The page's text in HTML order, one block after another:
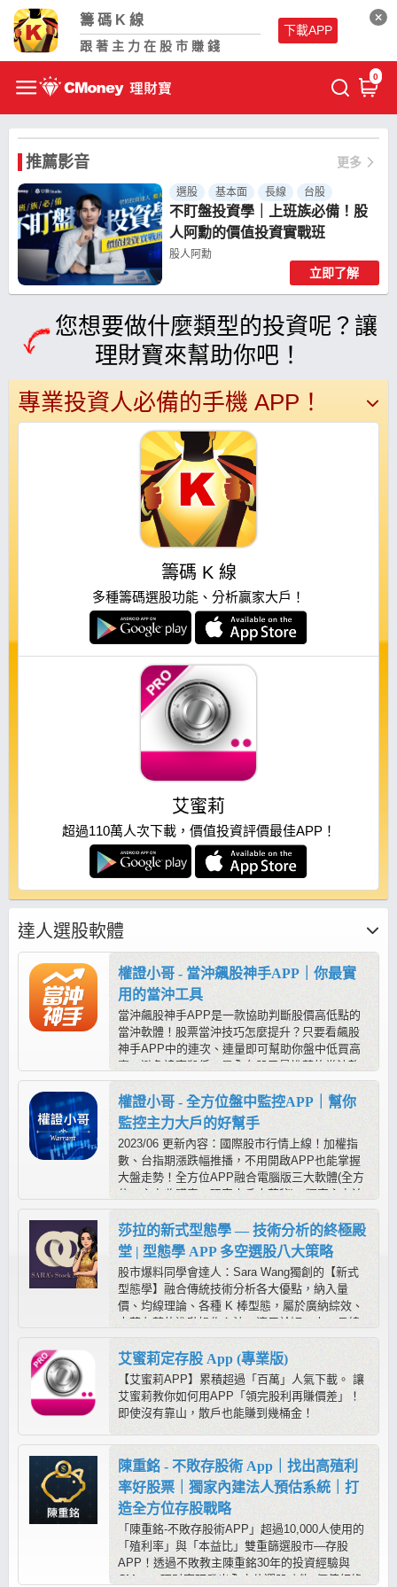
籌碼K線
跟著主力在股市賺錢
下載APP
0
推薦影音 更多
共 9 個章節
不盯盤投資學｜上班族必備！股
人阿勳的價值投資實戰班
選股 基本面 長線 台股
股人阿勳
立即了解
您想要做什麼類型的投資呢？讓
理財寶來幫助你吧！
專業投資人必備的手機 APP！
籌碼 K 線
多種籌碼選股功能、分析贏家大戶！
艾蜜莉
超過110萬人次下載，價值投資評價最佳APP！
達人選股軟體
權證小哥 - 當沖飆股神手APP｜你最實
用的當沖工具
當沖飆股神手APP是一款協助判斷股價高低點的
當沖軟體！股票當沖技巧怎麼提升？只要看飆股
神手APP中的連次、連量即可幫助你盤中低買高
賣，避免追高殺低，是全台股民最推薦的當沖軟
體！
權證小哥 - 全方位盤中監控APP｜幫你
監控主力大戶的好幫手
2023/06 更新內容：國際股市行情上線！加權指
數、台指期漲跌幅推播，不用開啟APP也能掌握
大盤走勢！全方位APP融合電腦版三大軟體(全方
位、主力收購表、玩家大戶大蒐秘)，獨家主力流
水牆，幫助您一眼看出主力盤中多空方向！(本商
品不含PC軟體)
莎拉的新式型態學 — 技術分析的終極殿
堂 | 型態學 APP 多空選股八大策略
股市爆料同學會達人：Sara Wang獨創的【新式
型態學】融合傳統技術分析各大優點，納入量
價、均線理論、各種 K 棒型態，屬於廣納綜效、
去蕪存菁的進階操作心法，適用於短、中、長線
操作，是在股市中求穩定獲利的最佳方程式；而
【莎拉的型態學教室APP】提供多空六大策略，
搭配《心動指標》輔助判斷，進可攻、退可守，
靠程式幫忙抓出標的後，只需要用型態學快速判
別，就容易抓到起漲起跌！
艾蜜莉定存股 App (專業版)
【艾蜜莉APP】累積超過「百萬」人氣下載。 讓
艾蜜莉教你如何用APP「領完股利再賺價差」！
即使沒有靠山，散戶也能賺到幾桶金！
陳重銘 - 不敗存股術 App｜找出高殖利
率好股票｜獨家內建法人預估系統｜打
造全方位存股戰略
「陳重銘-不敗存股術APP」超過10,000人使用的
「殖利率」與「本益比」雙重篩選股市—存股
APP！透過不敗教主陳重銘30年的投資經驗與
CMoney理財寶研發出全方位選股功能x價值紅綠